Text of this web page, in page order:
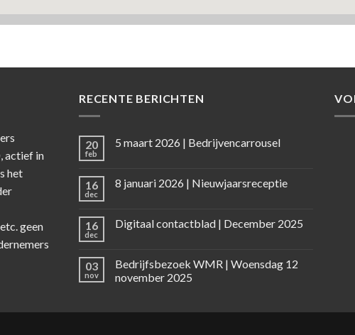
actief in
het
geen
RECENTE BERICHTEN
20
feb
5 maart 2026 | Bedrijvencarrousel
16
dec
8 januari 2026 | Nieuwjaarsreceptie
16
dec
Digitaal contactblad | December 2025
03
nov
Bedrijfsbezoek WMR | Woensdag 12
november 2025